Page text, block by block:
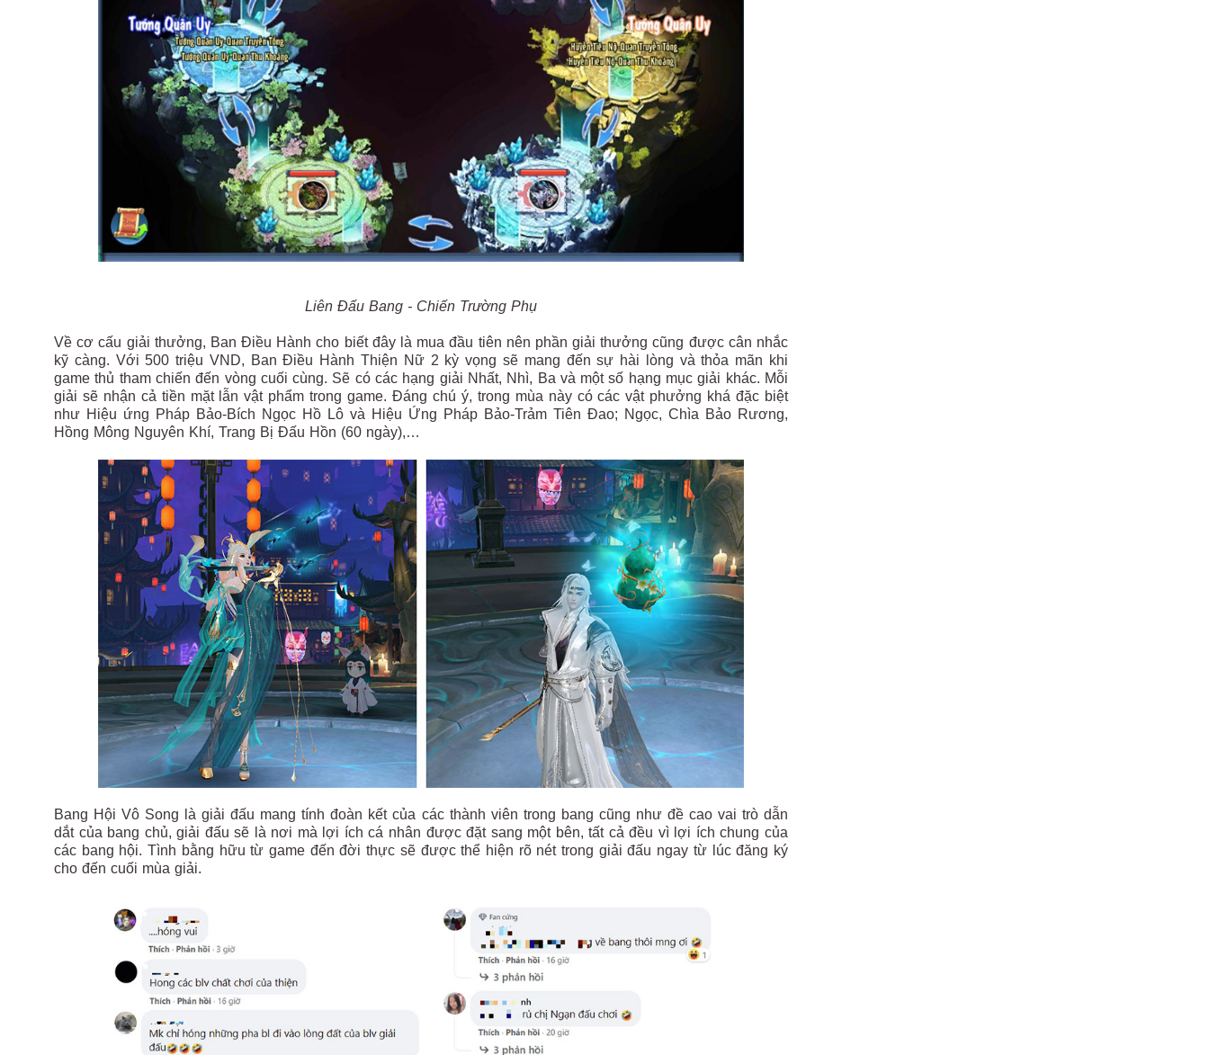
Liên Đấu Bang - Chiến Trường Phụ
Về cơ cấu giải thưởng, Ban Điều Hành cho biết đây là mua đầu tiên nên phần giải thưởng cũng được cân nhắc
kỹ càng. Với 500 triệu VND, Ban Điều Hành Thiện Nữ 2 kỳ vọng sẽ mang đến sự hài lòng và thỏa mãn khi
game thủ tham chiến đến vòng cuối cùng. Sẽ có các hạng giải Nhất, Nhì, Ba và một số hạng mục giải khác. Mỗi
giải sẽ nhận cả tiền mặt lẫn vật phẩm trong game. Đáng chú ý, trong mùa này có các vật phưởng khá đặc biệt
như Hiệu ứng Pháp Bảo-Bích Ngọc Hồ Lô và Hiệu Ứng Pháp Bảo-Trảm Tiên Đao; Ngọc, Chìa Bảo Rương,
Hồng Mông Nguyên Khí, Trang Bị Đấu Hồn (60 ngày),…
Bang Hội Vô Song là giải đấu mang tính đoàn kết của các thành viên trong bang cũng như đề cao vai trò dẫn
dắt của bang chủ, giải đấu sẽ là nơi mà lợi ích cá nhân được đặt sang một bên, tất cả đều vì lợi ích chung của
các bang hội. Tình bằng hữu từ game đến đời thực sẽ được thể hiện rõ nét trong giải đấu ngay từ lúc đăng ký
cho đến cuối mùa giải.